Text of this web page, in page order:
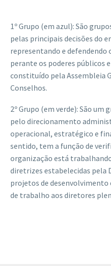
1º Grupo (em azul): São
pelas principais decisões do
representando e defendendo
perante os poderes públicos
constituído pela Assembleia
Conselhos.
2º Grupo (em verde): São um
pelo direcionamento
operacional, estratégico e
sentido, tem a função de
organização está
diretrizes estabelecidas pela
projetos de
de trabalho aos diretores